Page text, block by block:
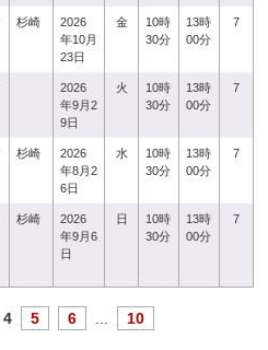
杉崎
2026
年10月
23日
金
10時
30分
13時
00分
7
2026
年9月2
9日
火
10時
30分
13時
00分
7
杉崎
2026
年8月2
6日
水
10時
30分
13時
00分
7
杉崎
2026
年9月6
日
日
10時
30分
13時
00分
7
4 5 6 10